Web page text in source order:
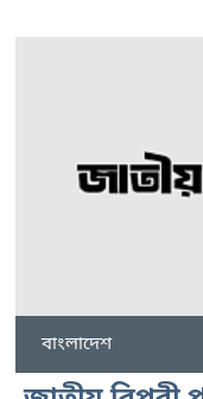
বাংলাদেশ